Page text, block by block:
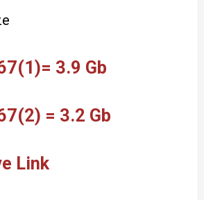
3.9 Gb
= 3.2 Gb
Link